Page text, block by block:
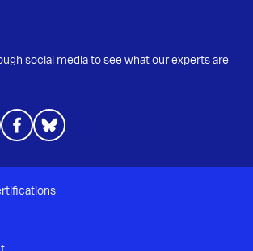
social media to see what our experts are